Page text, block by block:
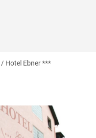
/ Hotel Ebner ***